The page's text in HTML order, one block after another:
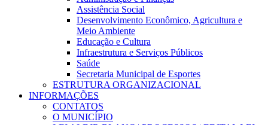
Assistência Social
Desenvolvimento Econômico, Agricultura e
Meio Ambiente
Educação e Cultura
Infraestrutura e Serviços Públicos
Saúde
Secretaria Municipal de Esportes
ESTRUTURA ORGANIZACIONAL
INFORMAÇÕES
CONTATOS
O MUNICÍPIO